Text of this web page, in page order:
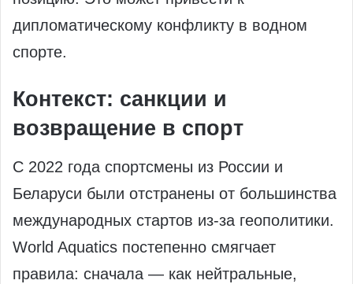
дипломатическому конфликту в водном
спорте.
Контекст: санкции и
возвращение в спорт
С 2022 года спортсмены из России и
Беларуси были отстранены от большинства
международных стартов из-за геополитики.
World Aquatics постепенно смягчает
правила: сначала — как нейтральные,